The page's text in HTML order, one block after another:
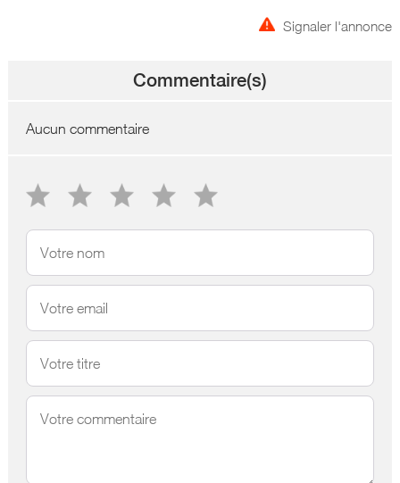
Signaler l'annonce
Commentaire(s)
Aucun commentaire